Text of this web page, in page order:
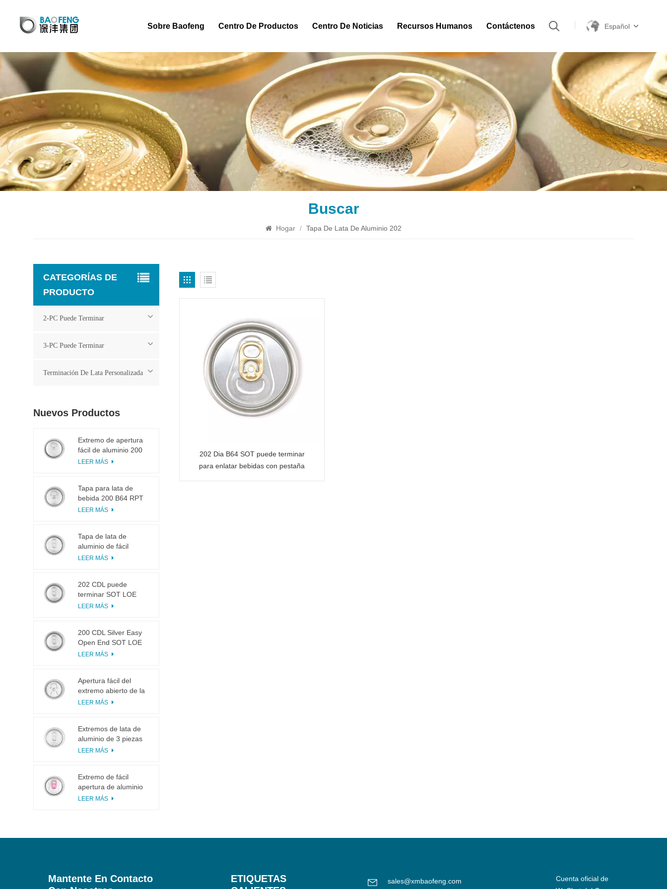
Sobre Baofeng Centro De Productos Centro De Noticias Recursos Humanos Contáctenos Español
Buscar
Hogar / Tapa De Lata De Aluminio 202
202 Dia B64 SOT puede terminar
para enlatar bebidas con pestaña
CATEGORÍAS DE
PRODUCTO
2-PC Puede Terminar
3-PC Puede Terminar
Terminación De Lata Personalizada
Nuevos Productos
Extremo de apertura
fácil de aluminio 200
B64 RPT LOE
LEER MÁS
Tapa para lata de
bebida 200 B64 RPT
SOE plateada, fácil de
LEER MÁS
Tapa de lata de
aluminio de fácil
apertura 200 B64 SOT
LEER MÁS
202 CDL puede
terminar SOT LOE
Plata Ligero EOE
LEER MÁS
200 CDL Silver Easy
Open End SOT LOE
Epoxi
LEER MÁS
Apertura fácil del
extremo abierto de la
lengüeta del tirón del
LEER MÁS
Extremos de lata de
aluminio de 3 piezas
200 SOT para
LEER MÁS
Extremo de fácil
apertura de aluminio
inciso con pestaña
LEER MÁS
Mantente En Contacto
ETIQUETAS
sales@xmbaofeng.com
Cuenta oficial de